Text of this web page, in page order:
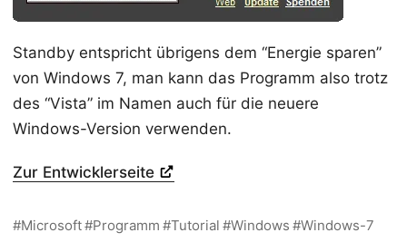
Standby entspricht übrigens dem “Energie sparen”
von Windows 7, man kann das Programm also trotz
des “Vista” im Namen auch für die neuere
Windows-Version verwenden.
Zur Entwicklerseite
Microsoft Programm Tutorial Windows Windows-7